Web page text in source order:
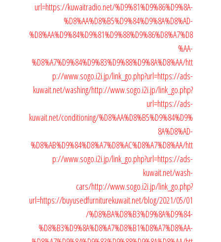
url=https://kuwaitradio.net/%D9%81%D9%86%D9%8A-
%D8%AA%D8%B5%D9%84%D9%8A%D8%AD-
%D8%AA%D9%84%D9%81%D9%88%D9%86%D8%A7%D8
%AA-
%D8%A7%D9%84%D9%83%D9%88%D9%8A%D8%AA/htt
p://www.sogo.i2i.jp/link_go.php?url=https://ads-
kuwait.net/washing/http://www.sogo.i2i.jp/link_go.php?
url=https://ads-
kuwait.net/conditioning/%D8%AA%D8%B5%D9%84%D9%
8A%D8%AD-
%D8%AB%D9%84%D8%A7%D8%AC%D8%A7%D8%AA/htt
p://www.sogo.i2i.jp/link_go.php?url=https://ads-
kuwait.net/wash-
cars/http://www.sogo.i2i.jp/link_go.php?
url=https://buyusedfurniturekuwait.net/blog/2021/05/01
/%D8%BA%D8%B3%D9%8A%D9%84-
%D8%B3%D9%8A%D8%A7%D8%B1%D8%A7%D8%AA-